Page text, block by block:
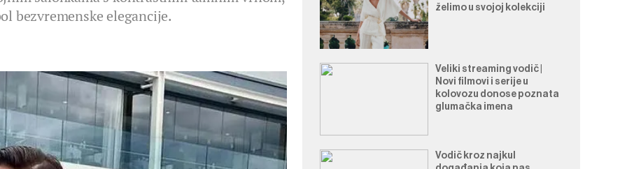
bezvremenske elegancije.
želimo u svojoj kolekciji
Veliki streaming vodič |
Novi filmovi i serije u
kolovozu donose poznata
glumačka imena
Vodič kroz najkul